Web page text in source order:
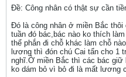
Ðề: Công nhân có thật sự cần
Đó là công nhân ở miền Bắc
tuần đó bác,bác nào ko thích
thể phắn đi chỗ khác làm chỗ
lương thì đón chú Cai tẩn cho 1
nghĩ.Ở miền Bắc thì các bác
ko dám bỏ vì bỏ đi là mất lương